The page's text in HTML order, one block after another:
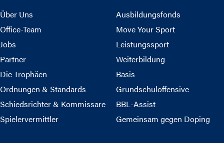
Über Uns
Office-Team
Jobs
Partner
Die Trophäen
Ordnungen & Standards
Schiedsrichter & Kommissare
Spielervermittler
Ausbildungsfonds
Move Your Sport
Leistungssport
Weiterbildung
Basis
Grundschuloffensive
BBL-Assist
Gemeinsam gegen Doping